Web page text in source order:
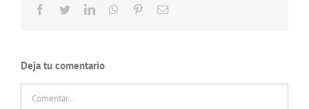
Facebook
TwitterLinkedInWhatsApp
PinterestCorreo
Deja tu comentario